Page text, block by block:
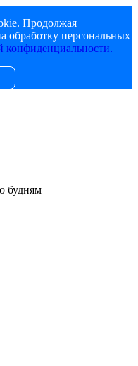
Продолжая
обработку персональных
конфиденциальности.
будням